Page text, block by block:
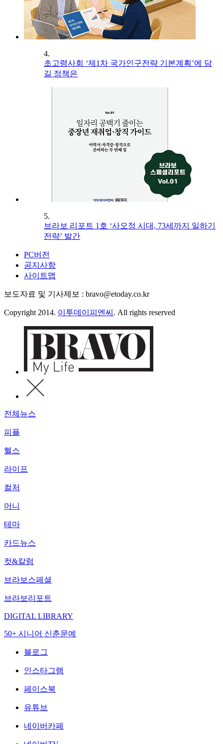
4.
초고령사회 ‘제1차 국가인구전략 기본계획’에 담
길 정책은
5.
브라보 리포트 1호 ‘사오정 시대, 73세까지 일하기
전략’ 발간
PC버전
공지사항
사이트맵
보도자료 및 기사제보 : bravo@etoday.co.kr
Copyright 2014. 이투데이피엔씨 . All rights reserved
전체뉴스
피플
헬스
라이프
컬처
머니
테마
카드뉴스
컷&칼럼
브라보스페셜
브라보리포트
DIGITAL LIBRARY
50+ 시니어 신춘문예
블로그
인스타그램
페이스북
유튜브
네이버카페